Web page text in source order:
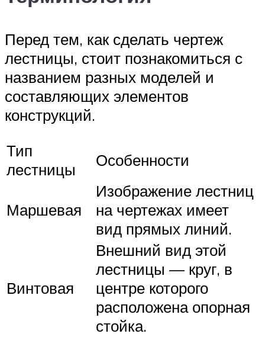
Перед тем, как сделать чертеж
лестницы, стоит познакомиться с
названием разных моделей и
составляющих элементов
конструкций.
Тип
лестницы
Особенности
Маршевая
Изображение лестниц
на чертежах имеет
вид прямых линий.
Винтовая
Внешний вид этой
лестницы — круг, в
центре которого
расположена опорная
стойка.